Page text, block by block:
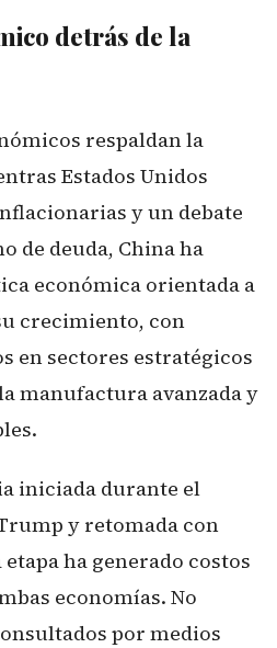
detrás de la
respaldan la
Estados Unidos
y un debate
de deuda, China ha
económica orientada a
crecimiento, con
en sectores estratégicos
manufactura avanzada y
iniciada durante el
y retomada con
ha generado costos
economías. No
por medios